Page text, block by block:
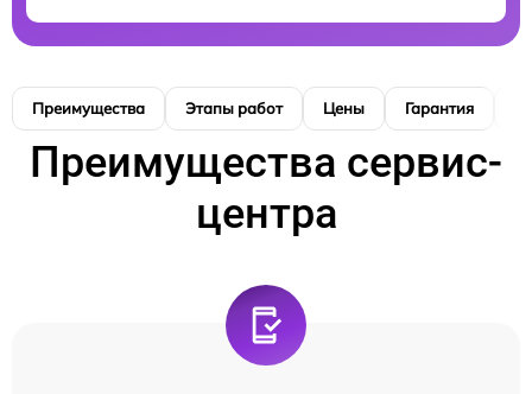
Преимущества Этапы работ Цены Гарантия
Преимущества сервис-
центра